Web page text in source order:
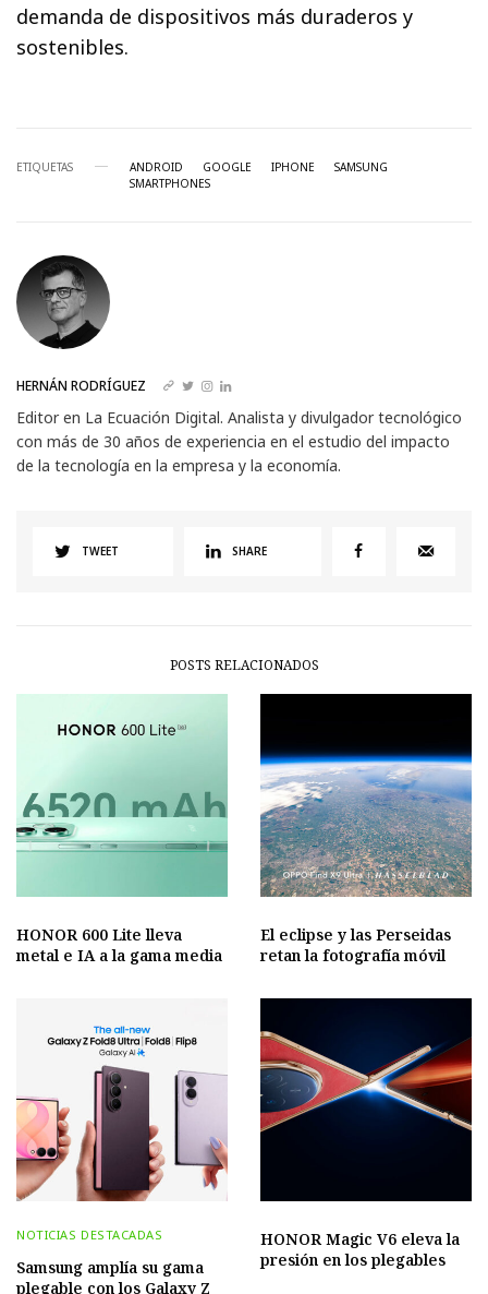
demanda de dispositivos más duraderos y
sostenibles.
ETIQUETAS ANDROID GOOGLE IPHONE
SAMSUNG
SMARTPHONES
HERNÁN RODRÍGUEZ
Editor en La Ecuación Digital. Analista y divulgador tecnológico
con más de 30 años de experiencia en el estudio del impacto
de la tecnología en la empresa y la economía.
TWEET SHARE
POSTS RELACIONADOS
HONOR 600 Lite lleva
metal e IA a la gama media
El eclipse y las Perseidas
retan la fotografía móvil
NOTICIAS DESTACADAS
Samsung amplía su gama
plegable con los Galaxy Z
HONOR Magic V6 eleva la
presión en los plegables